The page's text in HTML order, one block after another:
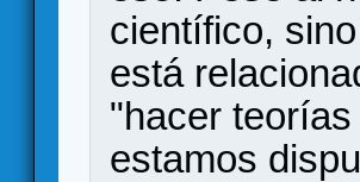
científico,
está
"hacer
estamos